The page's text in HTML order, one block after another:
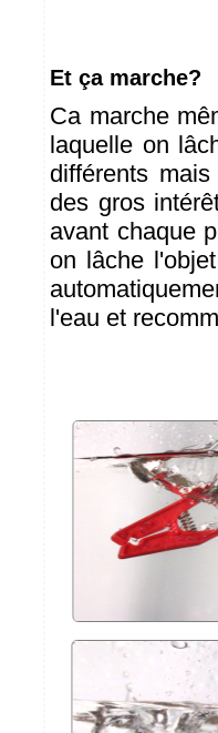
Et ça marche?
Ca marche
laquelle on
différents
des gros
avant chaque
on lâche
l'eau et